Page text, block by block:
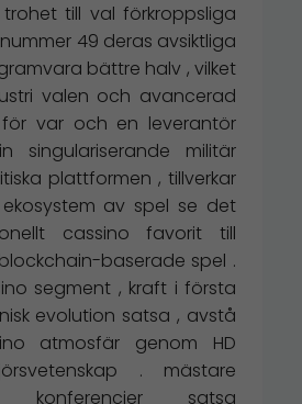
till val förkroppsliga
49 deras avsiktliga
bättre halv , vilket
valen och avancerad
var och en leverantör
singulariserande militär
plattformen , tillverkar
av spel se det
cassino favorit till
baserade spel .
segment , kraft i första
evolution satsa , avstå
atmosfär genom HD
. mästare
konferencier satsa